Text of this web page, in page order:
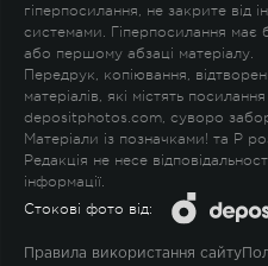
гіперпосилання, не закрите від
системами. Гіперпосилання має
або першому абзаці матеріалу.
Передрук, копіювання,
матеріалів, які містять
depositphotos.com, суворо
Матеріали із позначками! та P
Редакція не несе
інформації.
Стокові фото від:
Правила використання сайту